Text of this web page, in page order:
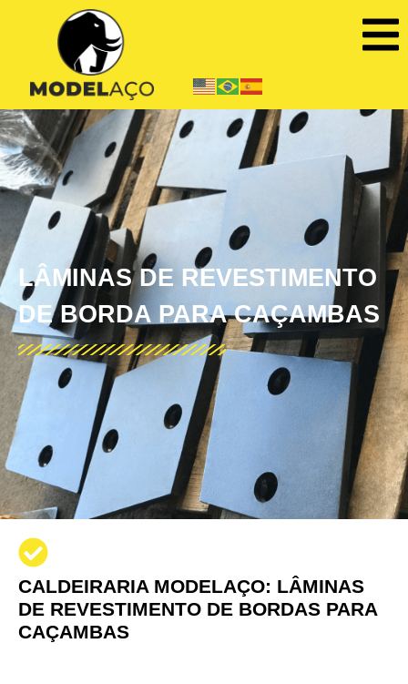
LÂMINAS DE REVESTIMENTO
DE BORDA PARA CAÇAMBAS
CALDEIRARIA MODELAÇO: LÂMINAS
DE REVESTIMENTO DE BORDAS PARA
CAÇAMBAS